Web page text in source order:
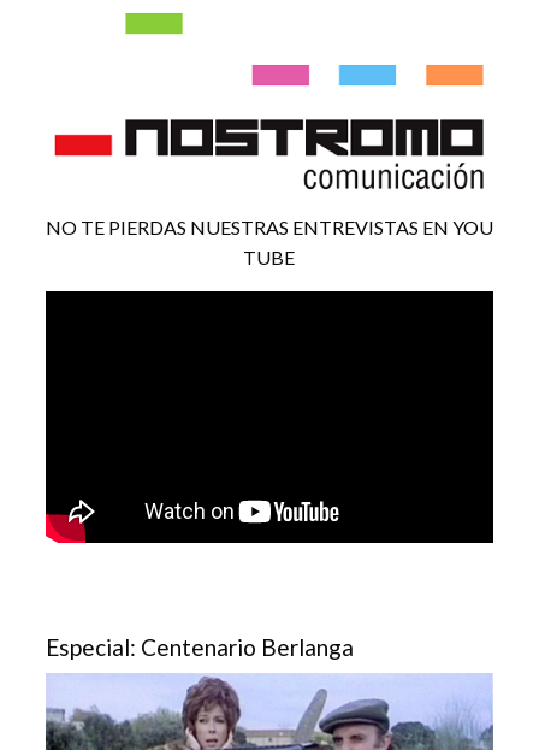
NO TE PIERDAS NUESTRAS ENTREVISTAS EN YOU
TUBE
Especial: Centenario Berlanga